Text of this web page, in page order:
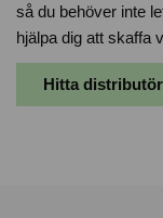
så du behöver inte
hjälpa dig att skaffa
Hitta distributör